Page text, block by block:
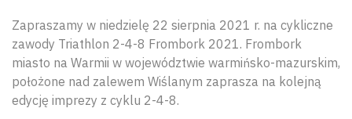
Zapraszamy w niedzielę 22 sierpnia 2021 r. na cykliczne
zawody Triathlon 2-4-8 Frombork 2021. Frombork
miasto na Warmii w województwie warmińsko-mazurskim,
położone nad zalewem Wiślanym zaprasza na kolejną
edycję imprezy z cyklu 2-4-8.